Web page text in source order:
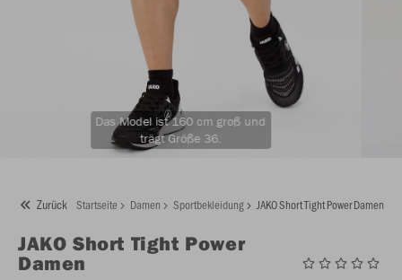
Das Model ist 160 cm groß und
trägt Größe 36.
Zurück Startseite Damen Sportbekleidung JAKO Short Tight Power Damen
JAKO Short Tight Power
Damen